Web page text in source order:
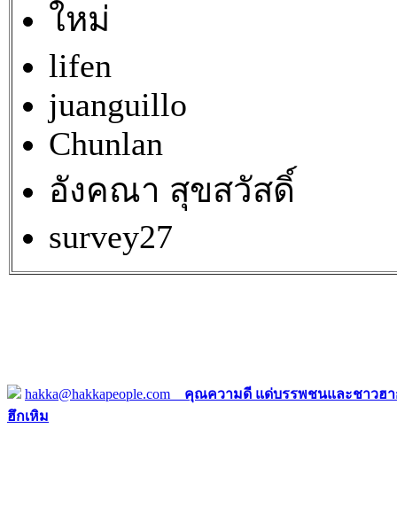
ใหม่
lifen
juanguillo
Chunlan
อังคณา สุขสวัสดิ์
survey27
hakka@hakkapeople.com คุณความดี แด่บรรพชนและชาวฮ
ฮึกเหิม